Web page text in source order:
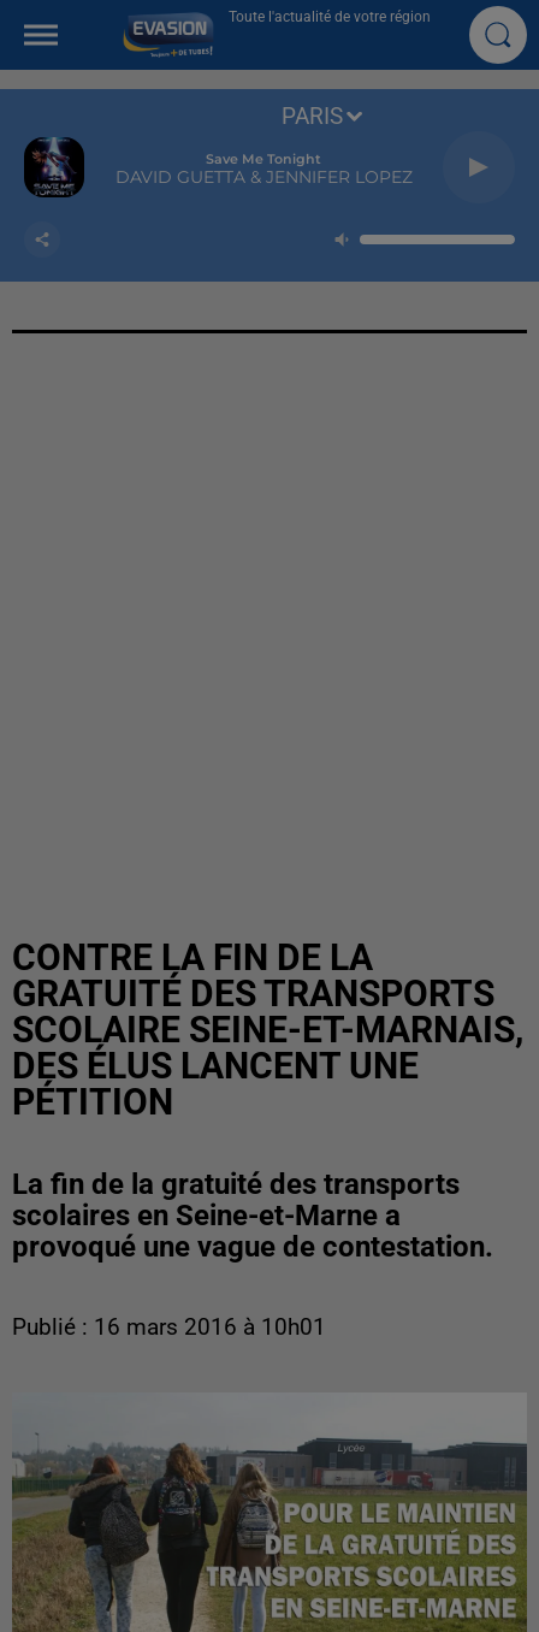
Toute l'actualité de votre région
Save Me Tonight
DAVID GUETTA & JENNIFER LOPEZ
PARIS
CONTRE LA FIN DE LA
GRATUITÉ DES TRANSPORTS
SCOLAIRE SEINE-ET-MARNAIS,
DES ÉLUS LANCENT UNE
PÉTITION
La fin de la gratuité des transports
scolaires en Seine-et-Marne a
provoqué une vague de contestation.
Publié : 16 mars 2016 à 10h01